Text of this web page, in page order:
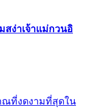
สง่าเจ้าแม่กวนอิ
ณที่งดงามที่สุดใน